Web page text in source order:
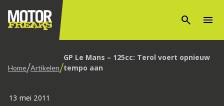
search menu
Home/Artikelen/GP Le Mans – 125cc: Terol voert opnieuw
tempo aan
13 mei 2011